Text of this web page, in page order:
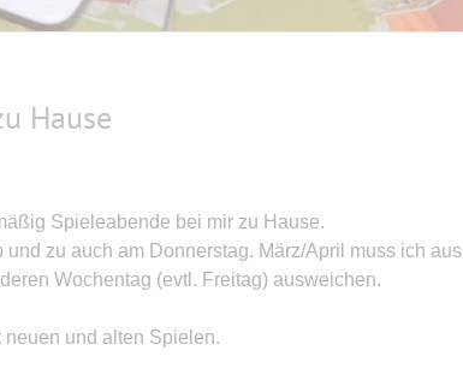
Hause
Spieleabende bei mir zu Hause.
und zu auch am Donnerstag. März/April muss ich aus
Wochentag (evtl. Freitag) ausweichen.
und alten Spielen.